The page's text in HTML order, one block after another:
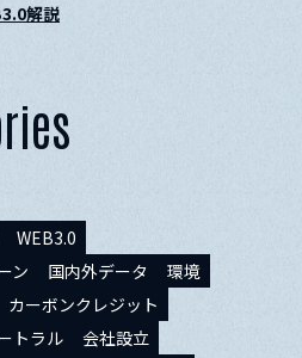
解説
WEB3.0
ン
国内外データ
環境
カーボンクレジット
トラル
会社設立